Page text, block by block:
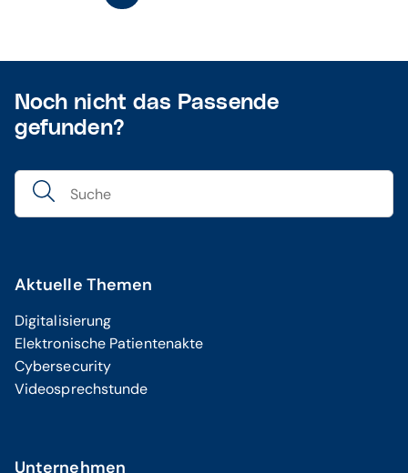
Noch nicht das Passende
gefunden?
Aktuelle Themen
Digitalisierung
Elektronische Patientenakte
Cybersecurity
Videosprechstunde
Unternehmen